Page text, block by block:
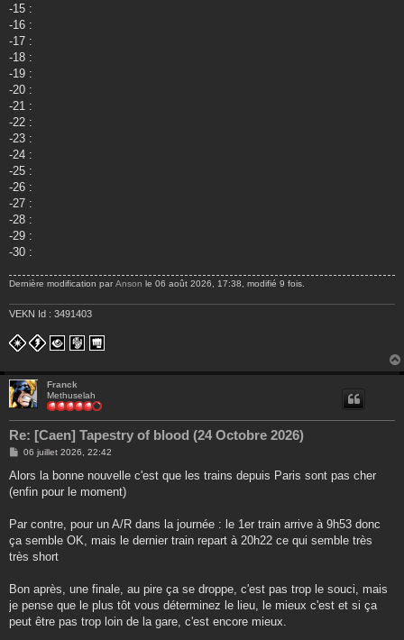
-15 :
-16 :
-17 :
-18 :
-19 :
-20 :
-21 :
-22 :
-23 :
-24 :
-25 :
-26 :
-27 :
-28 :
-29 :
-30 :
Dernière modification parAnson le 06 août 2026, 17:38, modifié 9 fois.
VEKN Id : 3491403
Franck
Methuselah
Re: [Caen] Tapestry of blood (24 Octobre 2026)
M
s
a
06 juillet 2026, 22:42
Alors la bonne nouvelle c'est que les trains depuis Paris sont pas cher
(enfin pour le moment)
Par contre, pour un A/R dans la journée : le 1er train arrive à 9h53 donc
ça semble OK, mais le dernier train repart à 20h22 ce qui semble très
très short
Bon après, une finale, au pire ça se droppe, c'est pas trop le souci, mais
je pense que le plus tôt vous déterminez le lieu, le mieux c'est et si ça
peut être pas trop loin de la gare, c'est encore mieux.